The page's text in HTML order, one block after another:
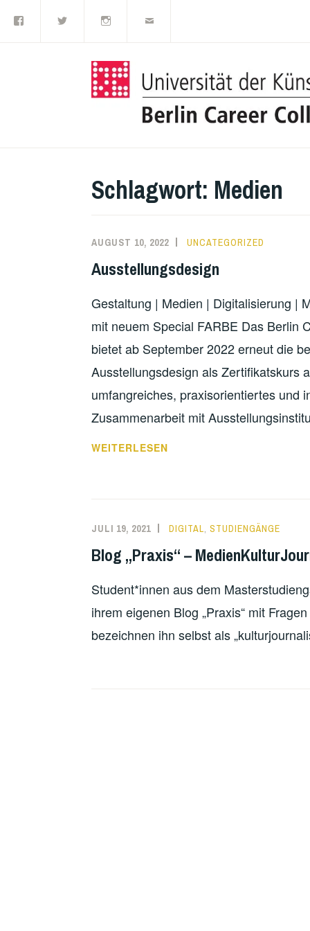
Inhalt
Schlagwort: Medien
AUGUST 10, 2022 UNCATEGORIZED
Ausstellungsdesign
Gestaltung | Medien | Digitalisierung |
mit neuem Special FARBE Das Berlin
bietet ab September 2022 erneut die
Ausstellungsdesign als Zertifikatskurs
umfangreiches, praxisorientiertes und
Zusammenarbeit mit
AUSSTELLUNGSDESIGN
WEITERLESEN
JULI 19, 2021 DIGITAL, STUDIENGÄNGE
Blog „Praxis“ –
Student*innen aus dem
ihrem eigenen Blog „Praxis“ mit
bezeichnen ihn selbst als